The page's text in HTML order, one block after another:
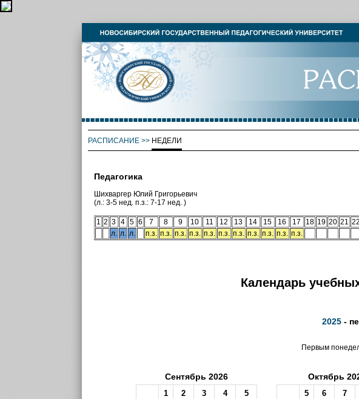
РАСПИСАНИЕ>> НЕДЕЛИ
Педагогика
Шихваргер Юлий Григорьевич
(л.: 3-5 нед. п.з.: 7-17 нед. )
1 2 3 4 5 6 7 8 9 10 11 12 13 14 15 16 17 18 19 20 21 22
л. л. л. п.з. п.з. п.з. п.з. п.з. п.з. п.з. п.з. п.з. п.з. п.з.
Календарь
2025-
Первым
Сентябрь 2026
1 2 3 4
5
Октябрь
5 6 7